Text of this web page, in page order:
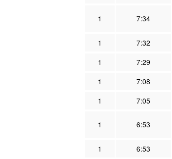
1 7:34
1
7:32
1
7:29
1
7:08
1
7:05
1 6:53
1
6:53